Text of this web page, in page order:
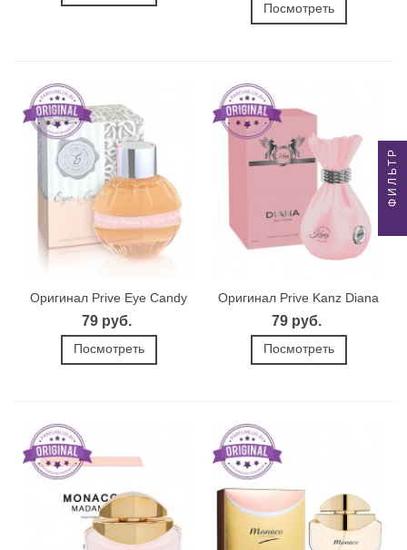
Посмотреть
Оригинал Prive Eye Candy
79 руб.
Посмотреть
Оригинал Prive Kanz Diana
79 руб.
Посмотреть
ФИЛЬТР